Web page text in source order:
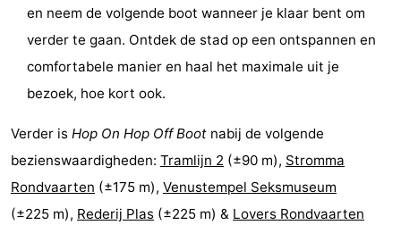
en
drinken
Winkelen
Markten
Warenhuizen
Evenementen
Uitgelicht
Grachtengordel
en neem de volgende boot wanneer je klaar bent om
verder te gaan. Ontdek de stad op een ontspannen en
comfortabele manier en haal het maximale uit je
bezoek, hoe kort ook.
Verder is Hop On Hop Off Boot nabij de volgende
bezienswaardigheden: Tramlijn 2 (±90 m), Stromma
Rondvaarten (±175 m), Venustempel Seksmuseum
(±225 m), Rederij Plas (±225 m) & Lovers Rondvaarten